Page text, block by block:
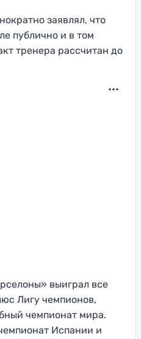
заявлял, что
публично и в том
тренера рассчитан до
выиграл все
Лигу чемпионов,
чемпионат мира.
Испании и